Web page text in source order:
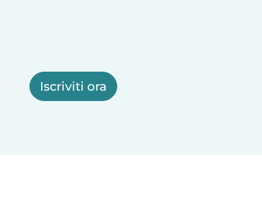
Iscriviti ora